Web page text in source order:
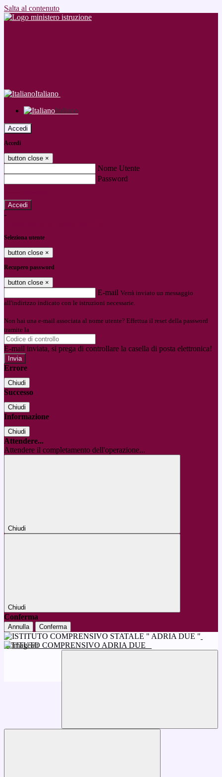
Salta al contenuto
Italiano
Italiano
Accedi
Accedi
button close ×
Nome Utente
Password
-
Seleziona utente
button close ×
Recupero password
button close ×
E-mail Verrà inviato un messaggio
all'indirizzo indicato con le istruzioni necessarie.
Non hai una e-mail associata al nome utente? Effettua il reset della password
tramite la
E-mail inviata, si prega di controllare la casella di posta elettronica!
Errore
Chiudi
Successo
Chiudi
Informazione
Chiudi
Attendere...
Attendere il completamento dell'operazione...
Chiudi
Chiudi
Conferma
Annulla Conferma
ISTITUTO COMPRENSIVO ADRIA DUE